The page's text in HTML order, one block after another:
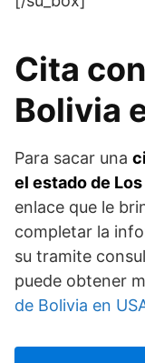
Cita
Bolivia
Para sacar una
el estado de
enlace que le
completar la
su tramite
puede obtener
de Bolivia en